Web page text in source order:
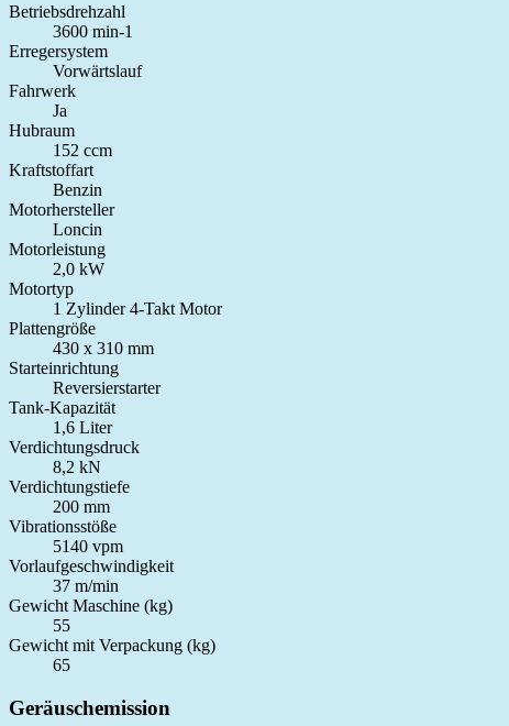
Betriebsdrehzahl
3600 min-1
Erregersystem
Vorwärtslauf
Fahrwerk
Ja
Hubraum
152 ccm
Kraftstoffart
Benzin
Motorhersteller
Loncin
Motorleistung
2,0 kW
Motortyp
1 Zylinder 4-Takt Motor
Plattengröße
430 x 310 mm
Starteinrichtung
Reversierstarter
Tank-Kapazität
1,6 Liter
Verdichtungsdruck
8,2 kN
Verdichtungstiefe
200 mm
Vibrationsstöße
5140 vpm
Vorlaufgeschwindigkeit
37 m/min
Gewicht Maschine (kg)
55
Gewicht mit Verpackung (kg)
65
Geräuschemission